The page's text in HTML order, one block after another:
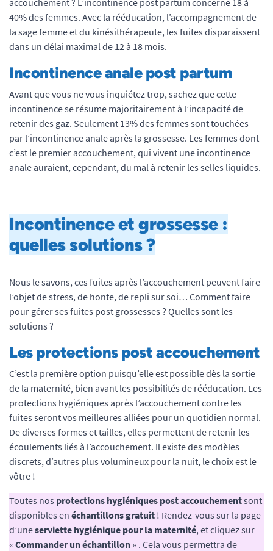
40% des femmes. Avec la rééducation, l’accompagnement de
la sage femme et du kinésithérapeute, les fuites disparaissent
dans un délai maximal de 12 à 18 mois.
Incontinence anale post partum
Avant que vous ne vous inquiétez trop, sachez que cette
incontinence se résume majoritairement à l’incapacité de
retenir des gaz. Seulement 13% des femmes sont touchées
par l’incontinence anale après la grossesse. Les femmes dont
c’est le premier accouchement, qui vivent une incontinence
anale auraient, cependant, du mal à retenir les selles liquides.
Incontinence et grossesse :
quelles solutions ?
Nous le savons, ces fuites après l’accouchement peuvent faire
l’objet de stress, de honte, de repli sur soi… Comment faire
pour gérer ses fuites post grossesses ? Quelles sont les
solutions ?
Les protections post accouchement
C’est la première option puisqu’elle est possible dès la sortie
de la maternité, bien avant les possibilités de rééducation. Les
protections hygiéniques après l’accouchement contre les
fuites seront vos meilleures alliées pour un quotidien normal.
De diverses formes et tailles, elles permettent de retenir les
écoulements liés à l’accouchement. Il existe des modèles
discrets, d’autres plus volumineux pour la nuit, le choix est le
vôtre !
Toutes nos protections hygiéniques post accouchementsont
disponibles en échantillons gratuit ! Rendez-vous sur la page
d’uneserviette hygiénique pour la maternité, et cliquez sur
« Commander un échantillon » . Cela vous permettra de